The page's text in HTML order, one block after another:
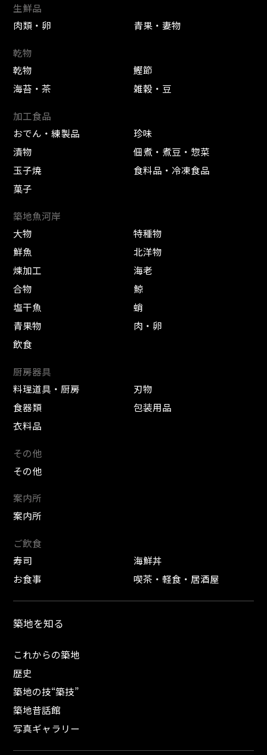
生鮮品
肉類・卵
青果・妻物
乾物
乾物
鰹節
海苔・茶
雑穀・豆
加工食品
おでん・練製品
珍味
漬物
佃煮・煮豆・惣菜
玉子焼
食料品・冷凍食品
菓子
築地魚河岸
大物
特種物
鮮魚
北洋物
煉加工
海老
合物
鯨
塩干魚
蛸
青果物
肉・卵
飲食
厨房器具
料理道具・厨房
刃物
食器類
包装用品
衣料品
その他
その他
案内所
案内所
ご飲食
寿司
海鮮丼
お食事
喫茶・軽食・居酒屋
築地を知る
これからの築地
歴史
築地の技“築技”
築地昔話館
写真ギャラリー